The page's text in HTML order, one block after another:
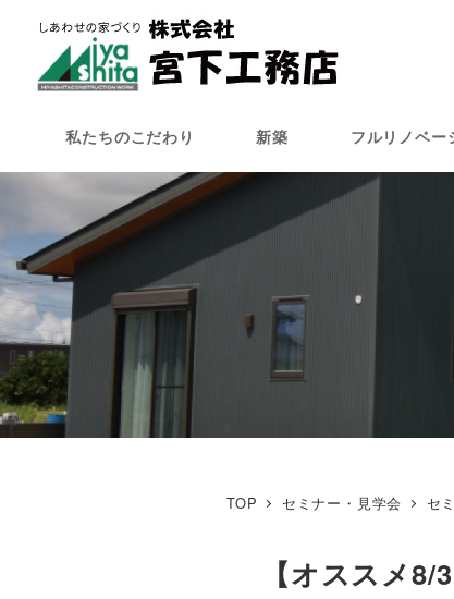
ン
移
動
私たちのこだわり 新築 フルリノベー
TOP セミナー・見学会 セ
【オススメ